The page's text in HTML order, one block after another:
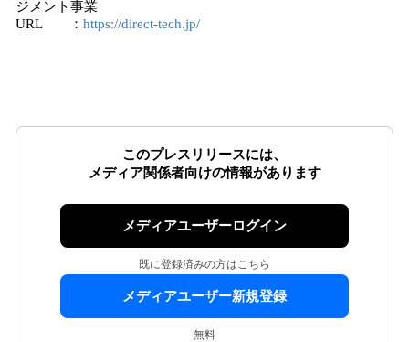
ジメント事業
URL ： https://direct-tech.jp/
このプレスリリースには、
メディア関係者向けの情報があります
メディアユーザーログイン
既に登録済みの方はこちら
メディアユーザー新規登録
無料